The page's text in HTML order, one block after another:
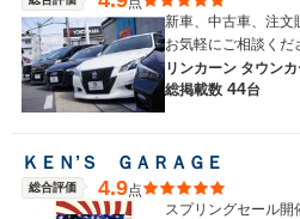
新車、中古車、注
お気軽にご相談く
リンカーン タウン
総掲載数 44台
ＫＥＮ’Ｓ ＧＡＲＡＧＥ
総合評価 4.9点
スプリングセール